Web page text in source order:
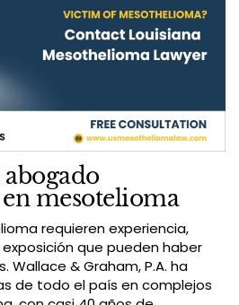
mesotelioma
requieren experiencia,
que pueden haber
Wallace & Graham, P.A. ha
de todo el país en complejos